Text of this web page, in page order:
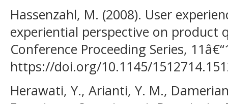
Hassenzahl, M. (2008). User
experiential perspective on product
Conference Proceeding Series,
https://doi.org/10.1145/
Herawati, Y., Arianti, Y. M.,